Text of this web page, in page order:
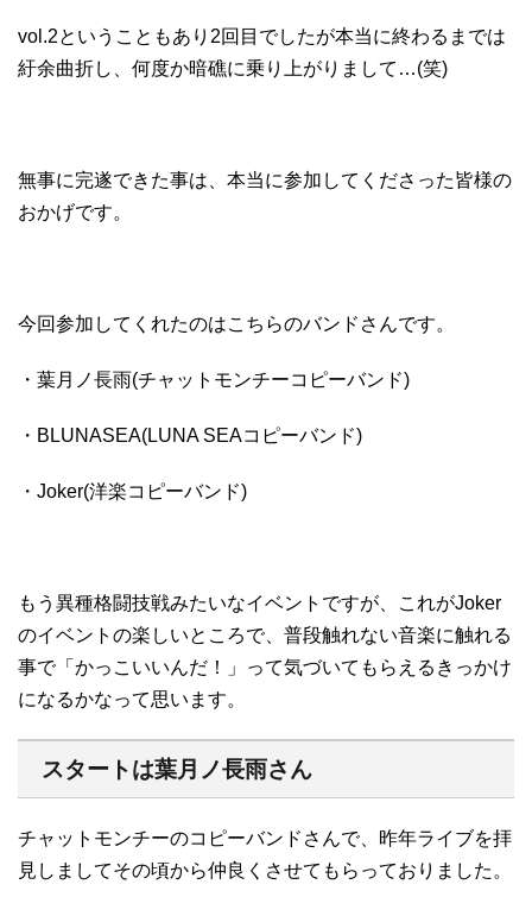
vol.2ということもあり2回目でしたが本当に終わるまでは
紆余曲折し、何度か暗礁に乗り上がりまして…(笑)
無事に完遂できた事は、本当に参加してくださった皆様の
おかげです。
今回参加してくれたのはこちらのバンドさんです。
・葉月ノ長雨(チャットモンチーコピーバンド)
・BLUNASEA(LUNA SEAコピーバンド)
・Joker(洋楽コピーバンド)
もう異種格闘技戦みたいなイベントですが、これがJoker
のイベントの楽しいところで、普段触れない音楽に触れる
事で「かっこいいんだ！」って気づいてもらえるきっかけ
になるかなって思います。
スタートは葉月ノ長雨さん
チャットモンチーのコピーバンドさんで、昨年ライブを拝
見しましてその頃から仲良くさせてもらっておりました。